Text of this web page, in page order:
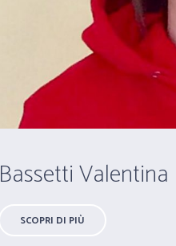
Bassetti Valentina
SCOPRI DI PIÙ